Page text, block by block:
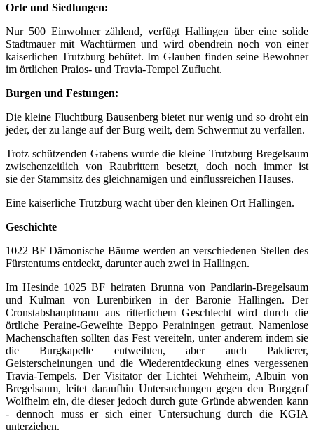
Orte und Siedlungen:
Nur 500 Einwohner zählend, verfügt Hallingen über eine solide
Stadtmauer mit Wachtürmen und wird obendrein noch von einer
kaiserlichen Trutzburg behütet. Im Glauben finden seine Bewohner
im örtlichen Praios- und Travia-Tempel Zuflucht.
Burgen und Festungen:
Die kleine Fluchtburg Bausenberg bietet nur wenig und so droht ein
jeder, der zu lange auf der Burg weilt, dem Schwermut zu verfallen.
Trotz schützenden Grabens wurde die kleine Trutzburg Bregelsaum
zwischenzeitlich von Raubrittern besetzt, doch noch immer ist
sie der Stammsitz des gleichnamigen und einflussreichen Hauses.
Eine kaiserliche Trutzburg wacht über den kleinen Ort Hallingen.
Geschichte
1022 BF Dämonische Bäume werden an verschiedenen Stellen des
Fürstentums entdeckt, darunter auch zwei in Hallingen.
Im Hesinde 1025 BF heiraten Brunna von Pandlarin-Bregelsaum
und Kulman von Lurenbirken in der Baronie Hallingen. Der
Cronstabshauptmann aus ritterlichem Geschlecht wird durch die
örtliche Peraine-Geweihte Beppo Perainingen getraut. Namenlose
Machenschaften sollten das Fest vereiteln, unter anderem indem sie
die Burgkapelle entweihten, aber auch Paktierer,
Geisterscheinungen und die Wiederentdeckung eines vergessenen
Travia-Tempels. Der Visitator der Lichtei Wehrheim, Albuin von
Bregelsaum, leitet daraufhin Untersuchungen gegen den Burggraf
Wolfhelm ein, die dieser jedoch durch gute Gründe abwenden kann
- dennoch muss er sich einer Untersuchung durch die KGIA
unterziehen.